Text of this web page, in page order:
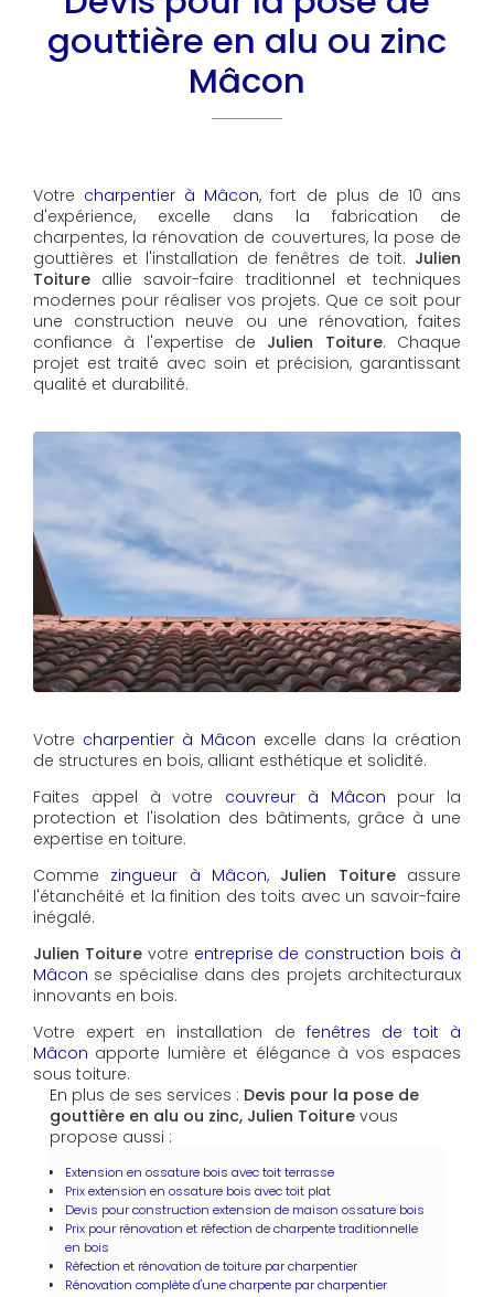
gouttière en alu ou zinc
Mâcon
Votre charpentier à Mâcon, fort de plus de 10 ans
d'expérience, excelle dans la fabrication de
charpentes, la rénovation de couvertures, la pose de
gouttières et l'installation de fenêtres de toit. Julien
Toiture allie savoir-faire traditionnel et techniques
modernes pour réaliser vos projets. Que ce soit pour
une construction neuve ou une rénovation, faites
confiance à l'expertise de Julien Toiture. Chaque
projet est traité avec soin et précision, garantissant
qualité et durabilité.
Votre charpentier à Mâcon excelle dans la création
de structures en bois, alliant esthétique et solidité.
Faites appel à votre couvreur à Mâcon pour la
protection et l'isolation des bâtiments, grâce à une
expertise en toiture.
Comme zingueur à Mâcon, Julien Toitureassure
l'étanchéité et la finition des toits avec un savoir-faire
inégalé.
Julien Toiture votre entreprise de construction bois à
Mâcon se spécialise dans des projets architecturaux
innovants en bois.
Votre expert en installation de fenêtres de toit à
Mâcon apporte lumière et élégance à vos espaces
sous toiture.
En plus de ses services : Devis pour la pose de
gouttière en alu ou zinc, Julien Toiture vous
propose aussi :
Extension en ossature bois avec toit terrasse
Prix extension en ossature bois avec toit plat
Devis pour construction extension de maison ossature bois
Prix pour rénovation et réfection de charpente traditionnelle
en bois
Réfection et rénovation de toiture par charpentier
Rénovation complète d'une charpente par charpentier